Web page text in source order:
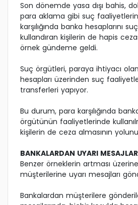
Son dönemde yasa dışı bahis,
para aklama gibi suç
karşılığında banka hesaplarını
kullandıran kişilerin de hapis
örnek gündeme geldi.
Suç örgütleri, paraya ihtiyacı
hesapları üzerinden suç
transferleri yapıyor.
Bu durum, para karşılığında
örgütünün faaliyetlerinde
kişilerin de ceza almasının
BANKALARDAN UYARI
Benzer örneklerin artması
müşterilerine uyarı mesajları
Bankalardan müşterilere